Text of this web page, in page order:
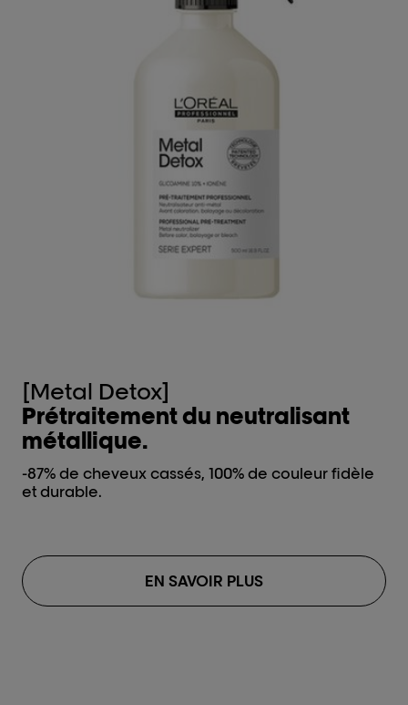
[Metal Detox]
Prétraitement du neutralisant
métallique.
-87% de cheveux cassés, 100% de couleur fidèle
et durable.
EN SAVOIR PLUS